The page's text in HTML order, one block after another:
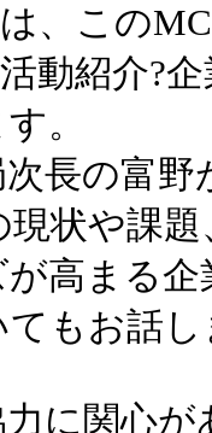
、この
動紹介?
。
長の富野
現状や課
が高まる
てもお話
力に関心